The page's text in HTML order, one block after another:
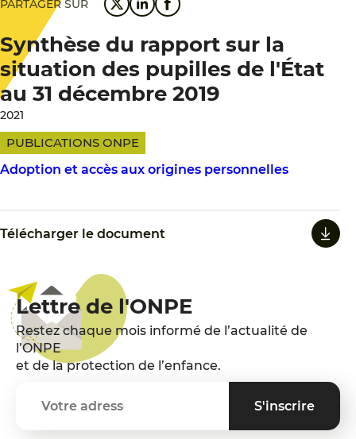
PARTAGER SUR
Synthèse du rapport sur la
situation des pupilles de l'État
au 31 décembre 2019
2021
PUBLICATIONS ONPE
Adoption et accès aux origines personnelles
Télécharger le document
Lettre de l'ONPE
Restez chaque mois informé de l’actualité de
l’ONPE
et de la protection de l’enfance.